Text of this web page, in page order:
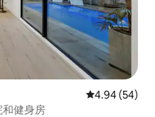
平均评分 4.94
4.94 (54)
和健身房